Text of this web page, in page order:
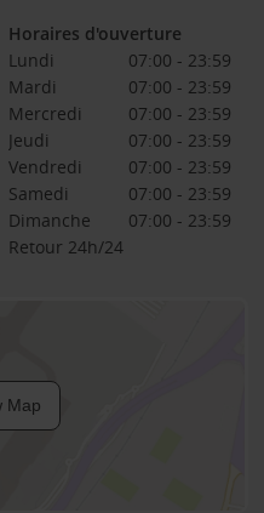
Horaires d'ouverture
Lundi
07:00 - 23:59
Mardi
07:00 - 23:59
Mercredi
07:00 - 23:59
Jeudi
07:00 - 23:59
Vendredi
07:00 - 23:59
Samedi
07:00 - 23:59
Dimanche
07:00 - 23:59
Retour 24h/24
Map